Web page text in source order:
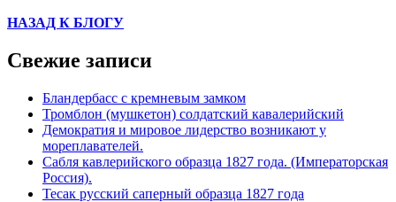
НАЗАД К БЛОГУ
Свежие записи
Бландербасс с кремневым замком
Тромблон (мушкетон) солдатский кавалерийский
Демократия и мировое лидерство возникают у
мореплавателей.
Сабля кавлерийского образца 1827 года. (Императорская
Россия).
Тесак русский саперный образца 1827 года